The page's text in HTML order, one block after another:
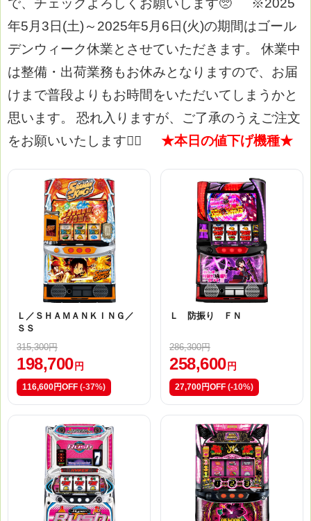
で、チェックよろしくお願いします🥺
※2025
年5月3日(土)～2025年5月6日(火)の期間はゴール
デンウィーク休業とさせていただきます。
休業中
は整備・出荷業務もお休みとなりますので、お届
けまで普段よりもお時間をいただいてしまうかと
思います。
恐れ入りますが、ご了承のうえご注文
をお願いいたします🙇‍♀️
★本日の値下げ機種★
Ｌ／ＳＨＡＭＡＮＫＩＮＧ／
ＳＳ
315,300円
198,700 円
116,600円OFF (-37%)
Ｌ 防振り ＦＮ
286,300円
258,600 円
27,700円OFF (-10%)